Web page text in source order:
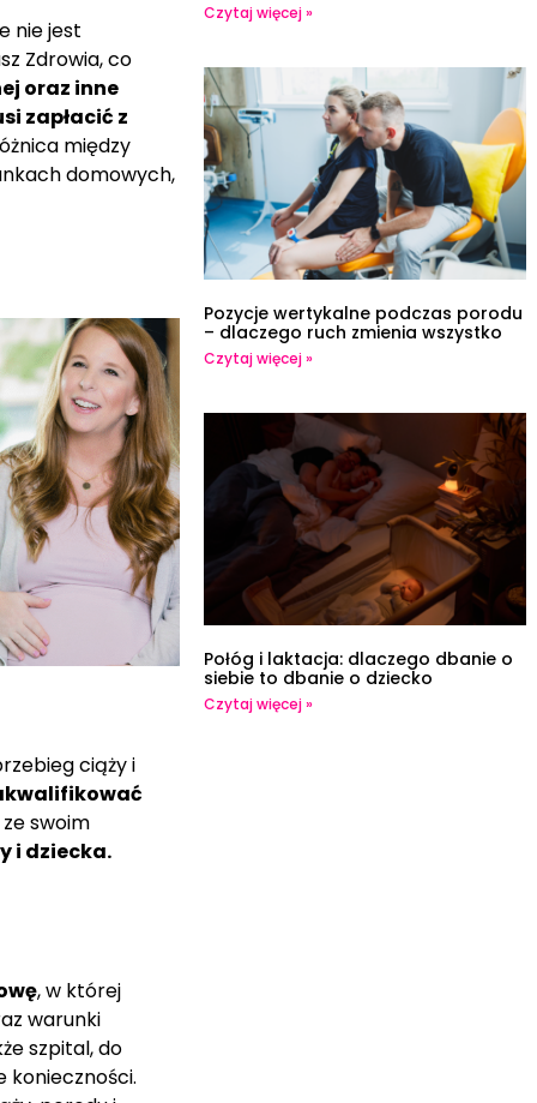
nie jest
Zdrowia, co
oraz inne
zapłacić z
między
domowych,
ciąży i
swoim
i dziecka.
, w której
warunki
szpital, do
konieczności.
Czytaj więcej »
Pozycje wertykalne podczas porodu
– dlaczego ruch zmienia wszystko
Czytaj więcej »
Połóg i laktacja: dlaczego dbanie o
siebie to dbanie o dziecko
Czytaj więcej »